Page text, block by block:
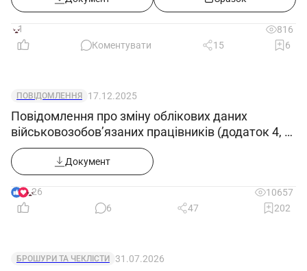
1
816
Коментувати
15 6
ПОВІДОМЛЕННЯ 17.12.2025
Повідомлення про зміну облікових даних
військовозобов’язаних працівників (додаток 4, у
редакції Постанови КМУ 1644 від 10.12.25)
Документ
26
10657
6
47 202
БРОШУРИ ТА ЧЕКЛІСТИ 31.07.2026